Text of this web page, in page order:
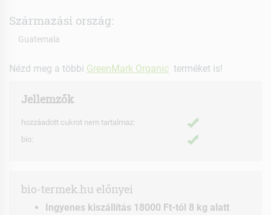
Származási ország:
Guatemala
Nézd meg a többi GreenMark Organic terméket is!
Jellemzők
hozzáadott cukrot nem tartalmaz:
bio:
bio-termek.hu előnyei
Ingyenes kiszállítás 18000 Ft-tól 8 kg alatt